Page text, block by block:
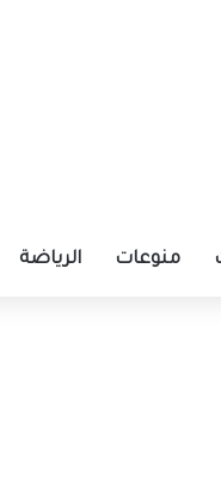
منوعات الرياضة